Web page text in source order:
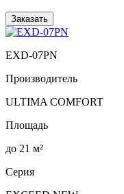
Заказать
EXD-07PN
Производитель
ULTIMA COMFORT
Площадь
до 21 м²
Серия